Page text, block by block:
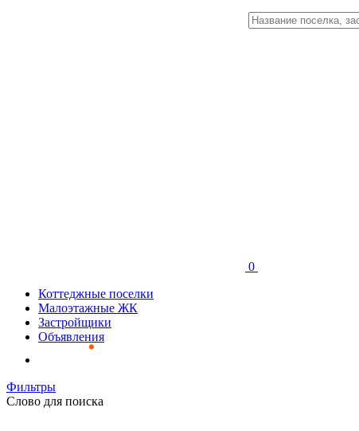
0
Коттеджные поселки
Малоэтажные ЖК
Застройщики
Объявления
Фильтры
Слово для поиска